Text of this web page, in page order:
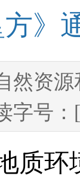
》
然资
字号
质环